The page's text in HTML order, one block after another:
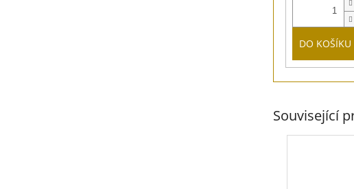
DO KOŠÍKU
Související